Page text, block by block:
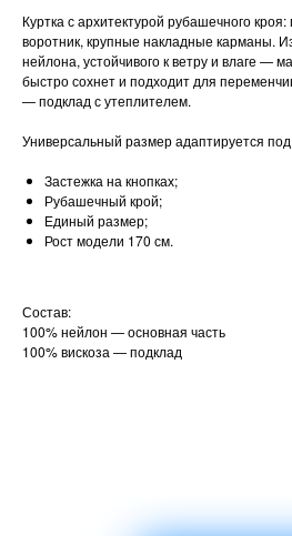
Куртка с архитектурой рубашечного
воротник, крупные накладные карманы.
нейлона, устойчивого к ветру и влаге —
быстро сохнет и подходит для
— подклад с утеплителем.
Универсальный размер адаптируется
Застежка на кнопках;
Рубашечный крой;
Единый размер;
Рост модели 170 см.
Состав:
100% нейлон — основная часть
100% вискоза — подклад